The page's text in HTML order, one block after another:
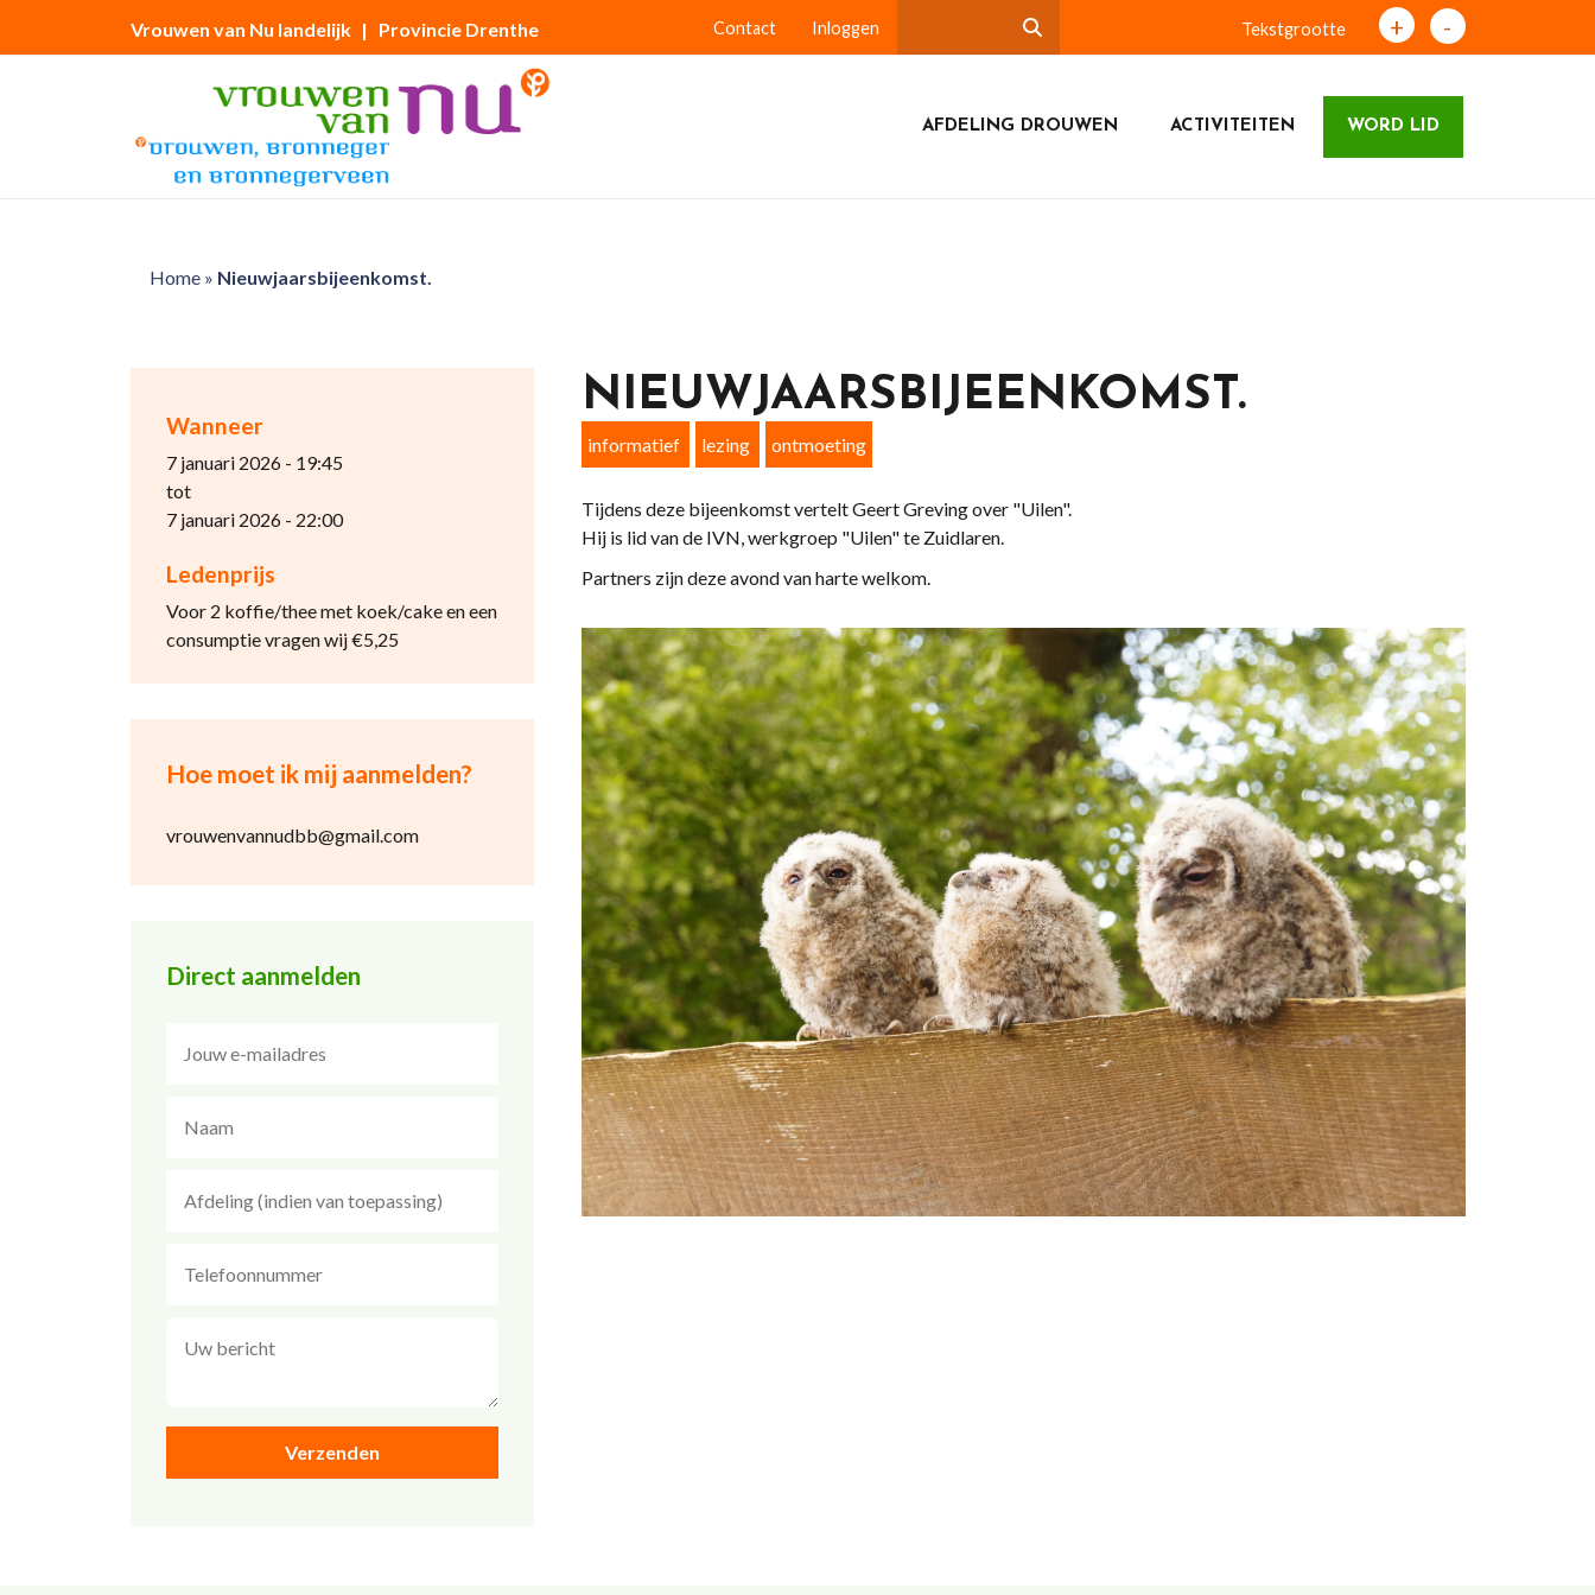
Vrouwen van Nu landelijk | Provincie Drenthe Contact Inloggen Tekstgrootte + -
AFDELING DROUWEN ACTIVITEITEN WORD LID
Home» Nieuwjaarsbijeenkomst.
Wanneer
7 januari 2026 - 19:45
tot
7 januari 2026 - 22:00
Ledenprijs
Voor 2 koffie/thee met koek/cake en een
consumptie vragen wij €5,25
Hoe moet ik mij aanmelden?
vrouwenvannudbb@gmail.com
Direct aanmelden
NIEUWJAARSBIJEENKOMST.
informatief lezing ontmoeting
Tijdens deze bijeenkomst vertelt Geert Greving over "Uilen".
Hij is lid van de IVN, werkgroep "Uilen" te Zuidlaren.
Partners zijn deze avond van harte welkom.